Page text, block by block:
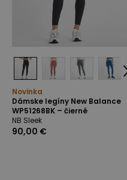
Novinka
Dámske legíny New Balance
WP51268BK – čierné
NB Sleek
90,00 €